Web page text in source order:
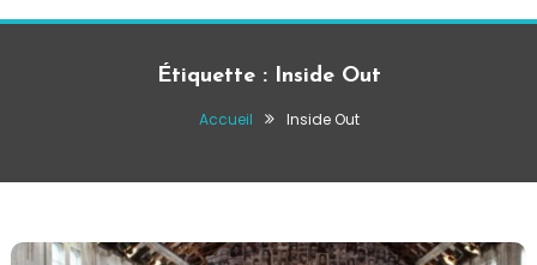
Étiquette : Inside Out
Accueil Inside Out